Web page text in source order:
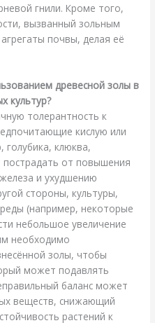
гнили. Кроме того,
вызванный зольным
почвы, делая её
древесной золы в
культур?
толерантность к
кислую или
голубика, клюква,
пострадать от повышения
и ухудшению
стороны, культуры,
(например, некоторые
небольшое увеличение
необходимо
золы, чтобы
может подавлять
баланс может
веществ, снижающий
растений к